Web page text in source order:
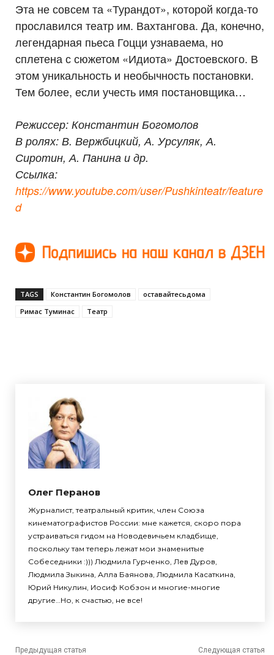
Эта не совсем та «Турандот», которой когда-то
прославился театр им. Вахтангова. Да, конечно,
легендарная пьеса Гоцци узнаваема, но
сплетена с сюжетом «Идиота» Достоевского. В
этом уникальность и необычность постановки.
Тем более, если учесть имя постановщика…
Режиссер: Константин Богомолов
В ролях: В. Вержбицкий, А. Урсуляк, А.
Сиротин, А. Панина и др.
Ссылка:
https://www.youtube.com/user/Pushkinteatr/feature
d
TAGS Константин Богомолов
оставайтесьдома
Римас Туминас
Театр
Олег Перанов
Журналист, театральный критик, член Союза
кинематографистов России: мне кажется, скоро пора
устраиваться гидом на Новодевичьем кладбище,
поскольку там теперь лежат мои знаменитые
Собеседники :))) Людмила Гурченко, Лев Дуров,
Людмила Зыкина, Алла Баянова, Людмила Касаткина,
Юрий Никулин, Иосиф Кобзон и многие-многие
другие…Но, к счастью, не все!
Предыдущая статья Следующая статья